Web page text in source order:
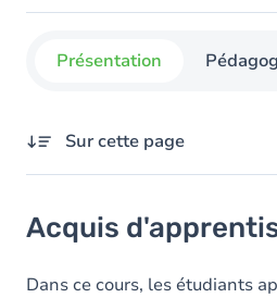
Présentation
Sur cette page
Objectifs
Contenu
Acquis
Dans ce cours, les étudiants